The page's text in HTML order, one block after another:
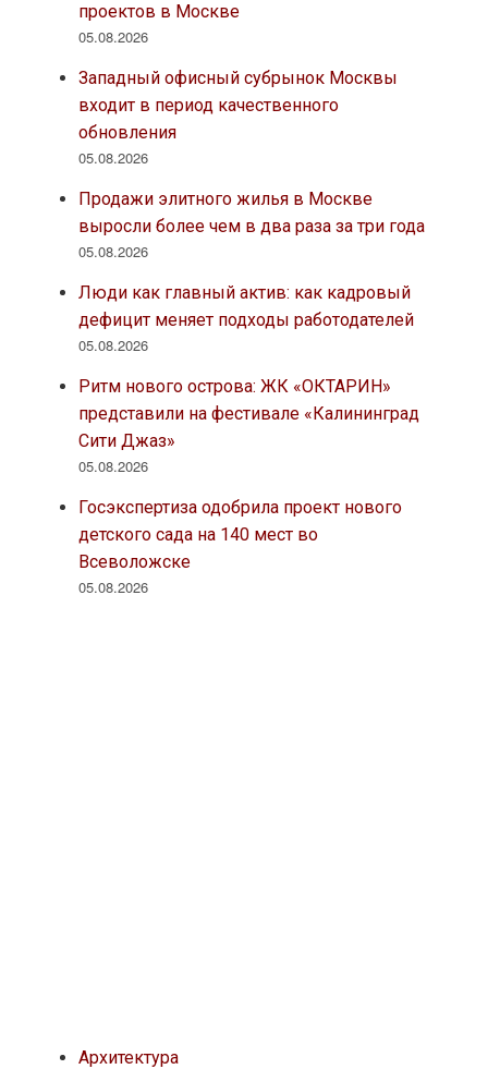
проектов в Москве
05.08.2026
Западный офисный субрынок Москвы
входит в период качественного
обновления
05.08.2026
Продажи элитного жилья в Москве
выросли более чем в два раза за три года
05.08.2026
Люди как главный актив: как кадровый
дефицит меняет подходы работодателей
05.08.2026
Ритм нового острова: ЖК «ОКТАРИН»
представили на фестивале «Калининград
Сити Джаз»
05.08.2026
Госэкспертиза одобрила проект нового
детского сада на 140 мест во
Всеволожске
05.08.2026
Архитектура